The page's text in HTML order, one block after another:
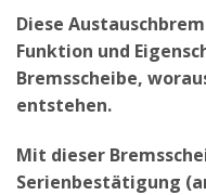
Diese
Funktion und
Bremsscheibe,
entstehen.
Mit dieser
Serienbestätigung